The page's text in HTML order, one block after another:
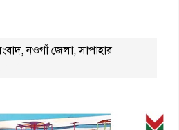
,নওগাঁ জেলা,সাপাহার